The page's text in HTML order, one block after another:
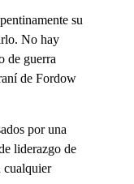
su
No hay
de guerra
de Fordow
​​por una
liderazgo de
cualquier